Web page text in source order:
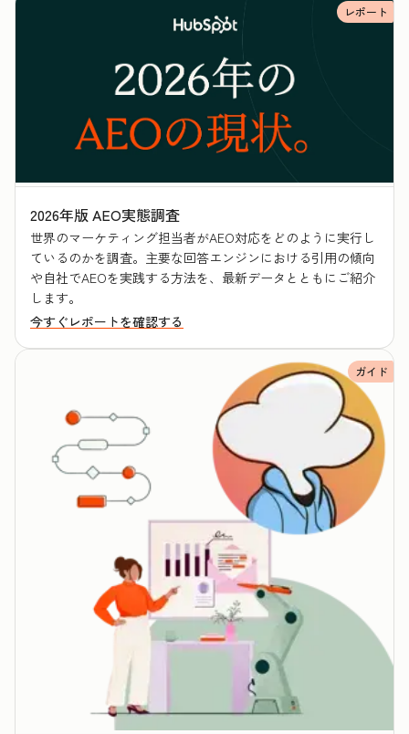
レポート
2026年版 AEO実態調査
世界のマーケティング担当者がAEO対応をどのように実行し
ているのかを調査。主要な回答エンジンにおける引用の傾向
や自社でAEOを実践する方法を、最新データとともにご紹介
します。
今すぐレポートを確認する
ガイド